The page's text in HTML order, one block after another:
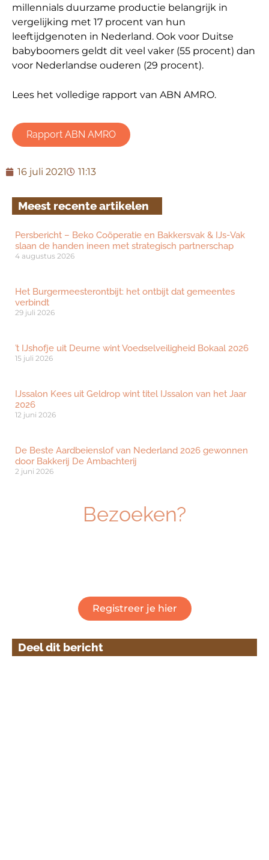
millennials duurzame productie belangrijk in
vergelijking met 17 procent van hun
leeftijdgenoten in Nederland. Ook voor Duitse
babyboomers geldt dit veel vaker (55 procent) dan
voor Nederlandse ouderen (29 procent).
Lees het volledige rapport van ABN AMRO.
Rapport ABN AMRO
16 juli 2021 11:13
Meest recente artikelen
Persbericht – Beko Coöperatie en Bakkersvak & IJs-Vak
slaan de handen ineen met strategisch partnerschap
4 augustus 2026
Het Burgermeesterontbijt: het ontbijt dat gemeentes
verbindt
29 juli 2026
’t IJshofje uit Deurne wint Voedselveiligheid Bokaal 2026
15 juli 2026
IJssalon Kees uit Geldrop wint titel IJssalon van het Jaar
2026
12 juni 2026
De Beste Aardbeienslof van Nederland 2026 gewonnen
door Bakkerij De Ambachterij
2 juni 2026
Bezoeken?
Registreer je hier
Deel dit bericht